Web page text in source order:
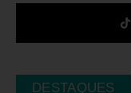
DESTAQUES